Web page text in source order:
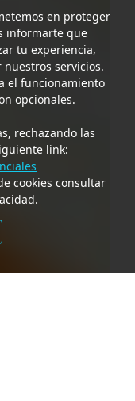
en proteger
informarte que
tu experiencia,
servicios.
el funcionamiento
opcionales.
rechazando las
link:
cookies consultar